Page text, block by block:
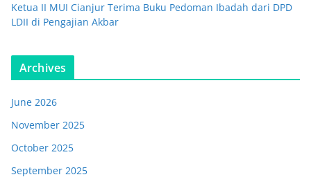
Ketua II MUI Cianjur Terima Buku Pedoman Ibadah dari DPD
LDII di Pengajian Akbar
Archives
June 2026
November 2025
October 2025
September 2025